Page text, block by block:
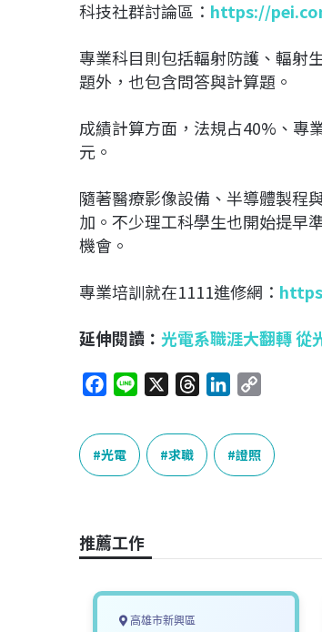
科技社群討論區： https://
專業科目則包括輻射防護、輻射
題外，也包含問答與計算題。
成績計算方面，法規占40%、專
元。
隨著醫療影像設備、半導體製程
加。不少理工科學生也開始提早
機會。
專業培訓就在1111進修網：
延伸閱讀： 光電系職涯大翻轉 從
c
e
b
k
e
e
a
n
k
e
p
L
光電 求職 證照
推薦工作
高雄市新興區